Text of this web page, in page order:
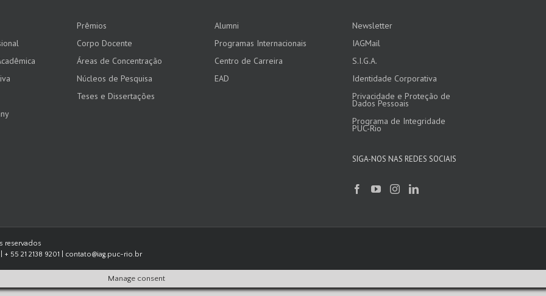
Prêmios
Corpo Docente
Áreas de Concentração
Núcleos de Pesquisa
Teses e Dissertações
Alumni
Programas Internacionais
Centro de Carreira
EAD
Newsletter
IAGMail
S.I.G.A.
Identidade Corporativa
Privacidade e Proteção de
Dados Pessoais
Programa de Integridade
PUC-Rio
SIGA-NOS NAS REDES SOCIAIS
reservados
+ 55 21 2138 9201 | contato@iag.puc-rio.br
Manage consent